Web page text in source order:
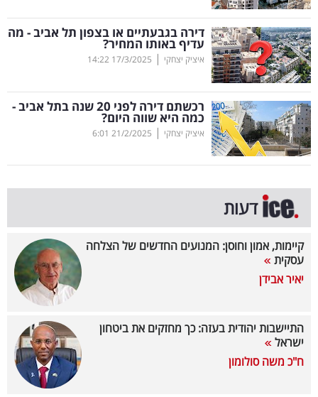
שיווק
ופרסום
משפט
מדדים
ומחקרים
דעות
רכילות
עסקית
קריפטו
ויראלי
עסקי
דירה בגבעתיים או בצפון תל אביב - מה
עדיף באותו המחיר?
איציק יצחקי |
17/3/2025
14:22
רכשתם דירה לפני 20 שנה בתל אביב -
כמה היא שווה היום?
איציק יצחקי |
21/2/2025
6:01
דעות
קיימות, אמון וחוסן: המנועים החדשים של הצלחה
עסקית
יאיר אבידן
התיישבות יהודית בעזה: כך מחזקים את ביטחון
ישראל
ח"כ משה סולומון